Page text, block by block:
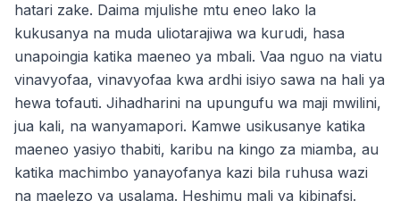
hatari zake. Daima mjulishe mtu eneo lako la
kukusanya na muda uliotarajiwa wa kurudi, hasa
unapoingia katika maeneo ya mbali. Vaa nguo na viatu
vinavyofaa, vinavyofaa kwa ardhi isiyo sawa na hali ya
hewa tofauti. Jihadharini na upungufu wa maji mwilini,
jua kali, na wanyamapori. Kamwe usikusanye katika
maeneo yasiyo thabiti, karibu na kingo za miamba, au
katika machimbo yanayofanya kazi bila ruhusa wazi
na maelezo ya usalama. Heshimu mali ya kibinafsi.